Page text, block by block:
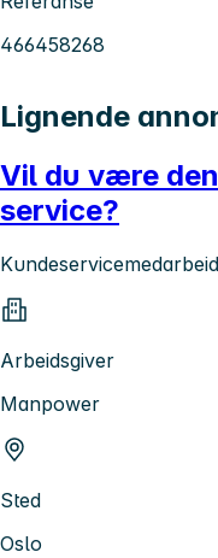
466458268
Lignende
Vil du være
service?
Arbeidsgiver
Manpower
Sted
Oslo